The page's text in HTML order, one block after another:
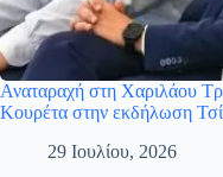
Αναταραχή στη Χαριλάου
Κουρέτα στην εκδήλωση
29 Ιουλίου, 2026